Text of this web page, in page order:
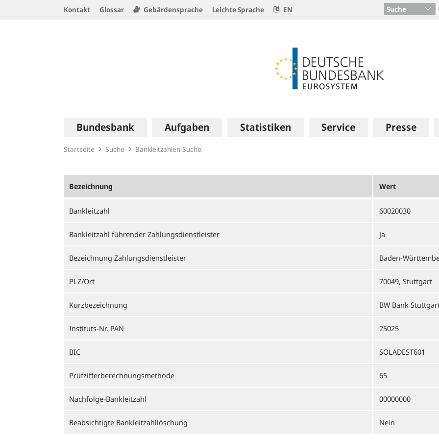
Kontakt Glossar Gebärdensprache Leichte Sprache EN Suche
Hauptnavigation
Bundesbank Aufgaben Statistiken Service Presse
Startseite Suche Bankleitzahlen-Suche
Bezeichnung Wert
Bankleitzahl 60020030
Bankleitzahl führender Zahlungsdienstleister Ja
Bezeichnung Zahlungsdienstleister Baden-
PLZ/Ort 70049, Stuttgart
Kurzbezeichnung BW Bank
Instituts-Nr. PAN 25025
BIC SOLADEST601
Prüfzifferberechnungsmethode 65
Nachfolge-Bankleitzahl 00000000
Beabsichtigte Bankleitzahllöschung Nein